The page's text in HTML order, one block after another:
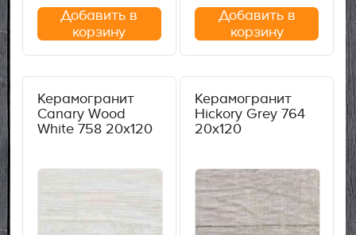
Добавить в
корзину
Добавить в
корзину
Керамогранит
Canary Wood
White 758 20х120
Керамогранит
Hickory Grey 764
20х120